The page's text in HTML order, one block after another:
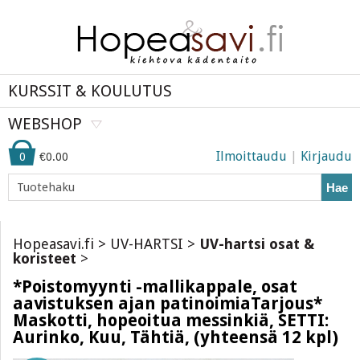
KURSSIT & KOULUTUS
WEBSHOP
Ilmoittaudu | Kirjaudu
0 €0.00
Hae
Hopeasavi.fi > UV-HARTSI > UV-hartsi osat &
koristeet >
*Poistomyynti -mallikappale, osat
aavistuksen ajan patinoimiaTarjous*
Maskotti, hopeoitua messinkiä, SETTI:
Aurinko, Kuu, Tähtiä, (yhteensä 12 kpl)